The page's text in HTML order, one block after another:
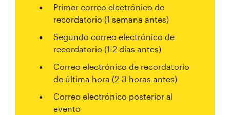
Primer correo electrónico de
recordatorio (1 semana antes)
Segundo correo electrónico de
recordatorio (1-2 días antes)
Correo electrónico de recordatorio
de última hora (2-3 horas antes)
Correo electrónico posterior al
evento